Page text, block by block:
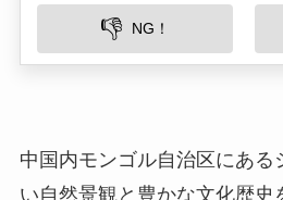
い自然景観と豊かな文化歴
くの観光客を魅了している
にとって魅力的な訪問先で、
（Pinus bungeana）の生育